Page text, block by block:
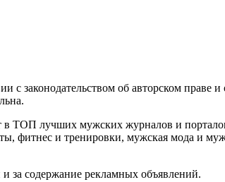
с законодательством об авторском
в ТОП лучших мужских журналов и
фитнес и тренировки, мужская мода и
за содержание рекламных объявлений.